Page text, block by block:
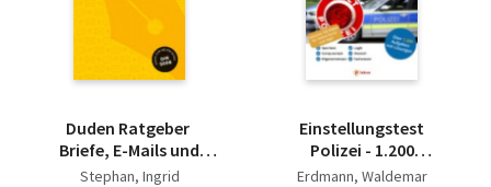
Duden Ratgeber 
Briefe, E-Mails und
Kurznachrichten gut
Stephan, Ingrid
Einstellungstest
Polizei - 1.200
Eignungstest-
Erdmann, Waldemar